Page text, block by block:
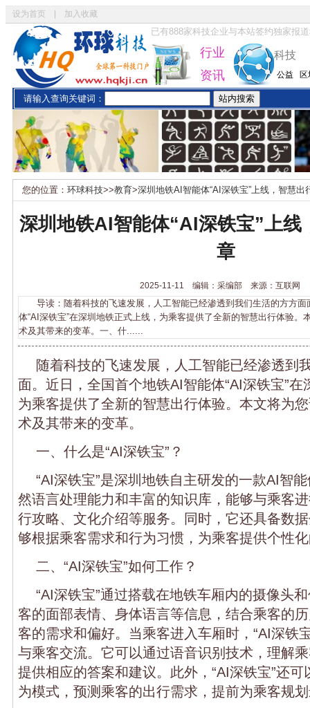
设为首页 加入收藏
已有888家科技企业与本站签约独家报
行业
资讯
科技
公益
请输入查询关键词：
您的位置： 环球科技>>教育>深圳地铁AI智能体“AI深铁宝”上线，智慧出
深圳地铁AI智能体“AI深铁宝”上线
章
2025-11-11 编辑：采编部 来源：互联网
导读：随着科技的飞速发展，人工智能已经渗透到我们生活的方方面
体“AI深铁宝”在深圳地铁正式上线，为乘客提供了全新的智慧出行体验。
术及其带来的变革。一、什......
随着科技的飞速发展，人工智能已经渗透到
面。近日，全国首个地铁AI智能体“AI深铁宝”
为乘客提供了全新的智慧出行体验。本文将为
术及其带来的变革。
一、什么是“AI深铁宝”？
“AI深铁宝”是深圳地铁自主研发的一款AI智
然语言处理能力和丰富的知识库，能够与乘客
行攻略、文化介绍等服务。同时，它还具备数
够根据乘客需求和行为习惯，为乘客提供个性
二、“AI深铁宝”如何工作？
“AI深铁宝”通过搭载在地铁车厢内的摄像头
客的面部表情、身体语言等信息，结合乘客的
客的需求和偏好。当乘客进入车厢时，“AI深铁
与乘客交流。它可以通过语音识别技术，理解
提供相应的答案和建议。此外，“AI深铁宝”还
为模式，预测乘客的出行需求，提前为乘客规